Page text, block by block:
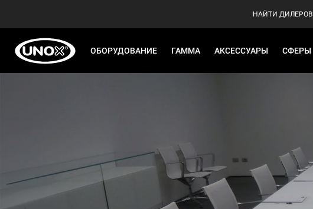
НАЙТИ ДИЛЕРОВ
ОБОРУДОВАНИЕ ГАММА АКСЕССУАРЫ СФЕРЫ